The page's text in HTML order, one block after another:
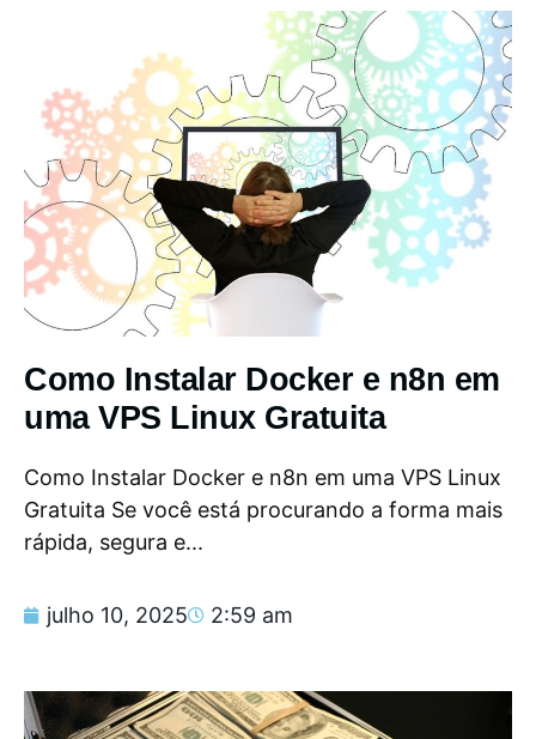
Como Instalar Docker e n8n em
uma VPS Linux Gratuita
Como Instalar Docker e n8n em uma VPS Linux
Gratuita Se você está procurando a forma mais
rápida, segura e...
julho 10, 2025 2:59 am